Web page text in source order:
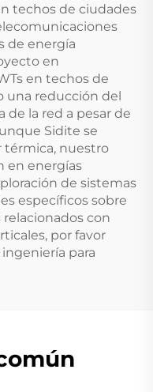
techos de ciudades
de energía
en
en techos de
una reducción del
de la red a pesar de
Sidite se
térmica, nuestro
en energías
de sistemas
específicos sobre
con
por favor
para